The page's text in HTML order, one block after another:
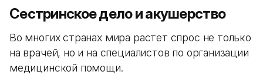
Сестринское дело и акушерство
Во многих странах мира растет спрос не только
на врачей, но и на специалистов по организации
медицинской помощи.